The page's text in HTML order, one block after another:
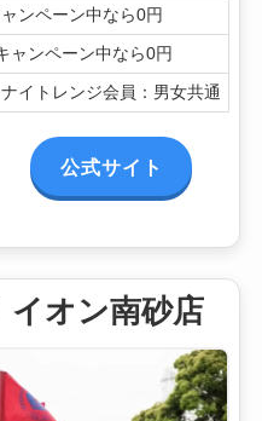
ンペーン中なら0円
ャンペーン中なら0円
イトレンジ会員：男女共通
公式サイト
イオン南砂店